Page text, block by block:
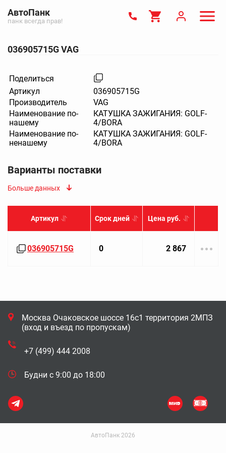
АвтоПанк
панк всегда прав!
036905715G VAG
Поделиться
Артикул
036905715G
Производитель
VAG
Наименование по-
нашему
КАТУШКА ЗАЖИГАНИЯ: GOLF-
4/BORA
Наименование по-
ненашему
КАТУШКА ЗАЖИГАНИЯ: GOLF-
4/BORA
Варианты поставки
Больше данных
Артикул Срок дней Цена руб.
036905715G 0 2 867
Москва Очаковское шоссе 16с1 территория 2МПЗ
(вход и въезд по пропускам)
+7 (499) 444 2008
Будни с 9:00 до 18:00
АвтоПанк 2026